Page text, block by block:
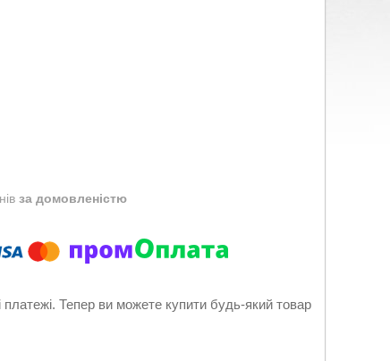
за домовленістю
платежі. Тепер ви можете купити будь-який товар